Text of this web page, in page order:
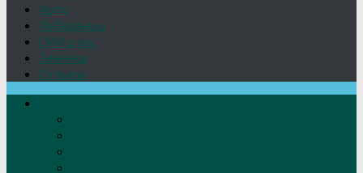
Фото
Лебедянцы
СМИ о нас
Земляки
Отзывы